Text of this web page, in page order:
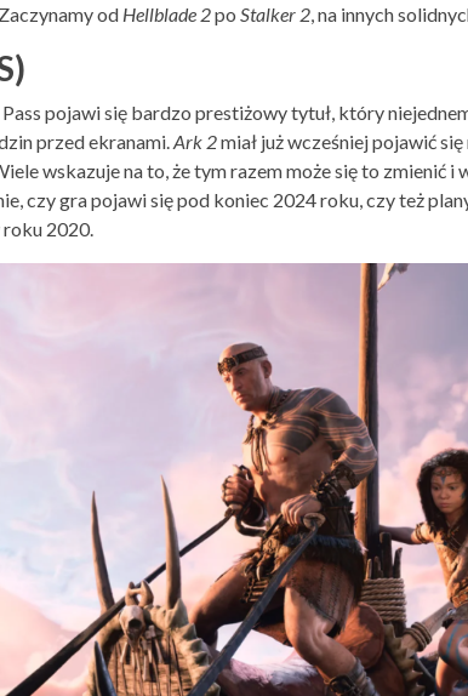
od Hellblade 2po Stalker 2 , na innych
pojawi się bardzo prestiżowy tytuł, który
przed ekranami. Ark 2miał już wcześniej pojawić
wskazuje na to, że tym razem może się to zmienić i
czy gra pojawi się pod koniec 2024 roku, czy też
2020.